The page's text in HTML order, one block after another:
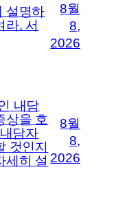
설명하
라. 서
8월
8,
2026
내담
상을 호
담자
것인지
세히 설
8월
8,
2026